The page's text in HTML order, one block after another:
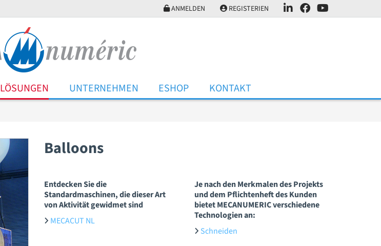
ANMELDEN REGISTERIEN
LÖSUNGEN UNTERNEHMEN ESHOP KONTAKT
Balloons
Entdecken Sie die
Standardmaschinen, die dieser Art
von Aktivität gewidmet sind
MECACUT NL
Je nach den Merkmalen des Projekts
und dem Pflichtenheft des Kunden
bietet MECANUMERIC verschiedene
Technologien an:
Schneiden